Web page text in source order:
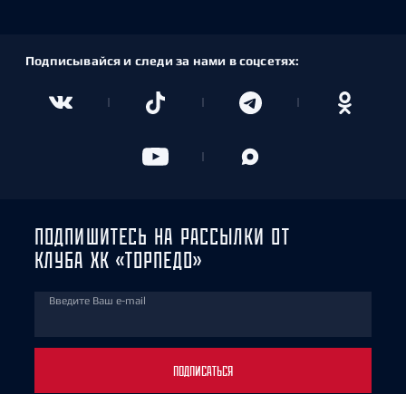
Подписывайся и следи за нами в соцсетях:
ПОДПИШИТЕСЬ НА РАССЫЛКИ ОТ
КЛУБА ХК «ТОРПЕДО»
Введите Ваш e-mail
ПОДПИСАТЬСЯ